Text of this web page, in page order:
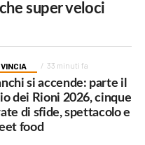
super veloci
33 minuti fa
si accende: parte il
dei Rioni 2026, cinque
di sfide, spettacolo e
food